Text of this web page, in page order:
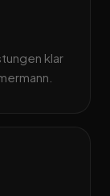
klar